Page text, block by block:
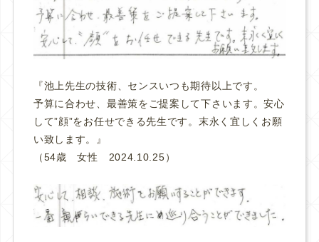
『池上先生の技術、センスいつも期待以上です。
予算に合わせ、最善策をご提案して下さいます。安心
して”顔”をお任せできる先生です。末永く宜しくお願
い致します。』
（54歳 女性 2024.10.25）